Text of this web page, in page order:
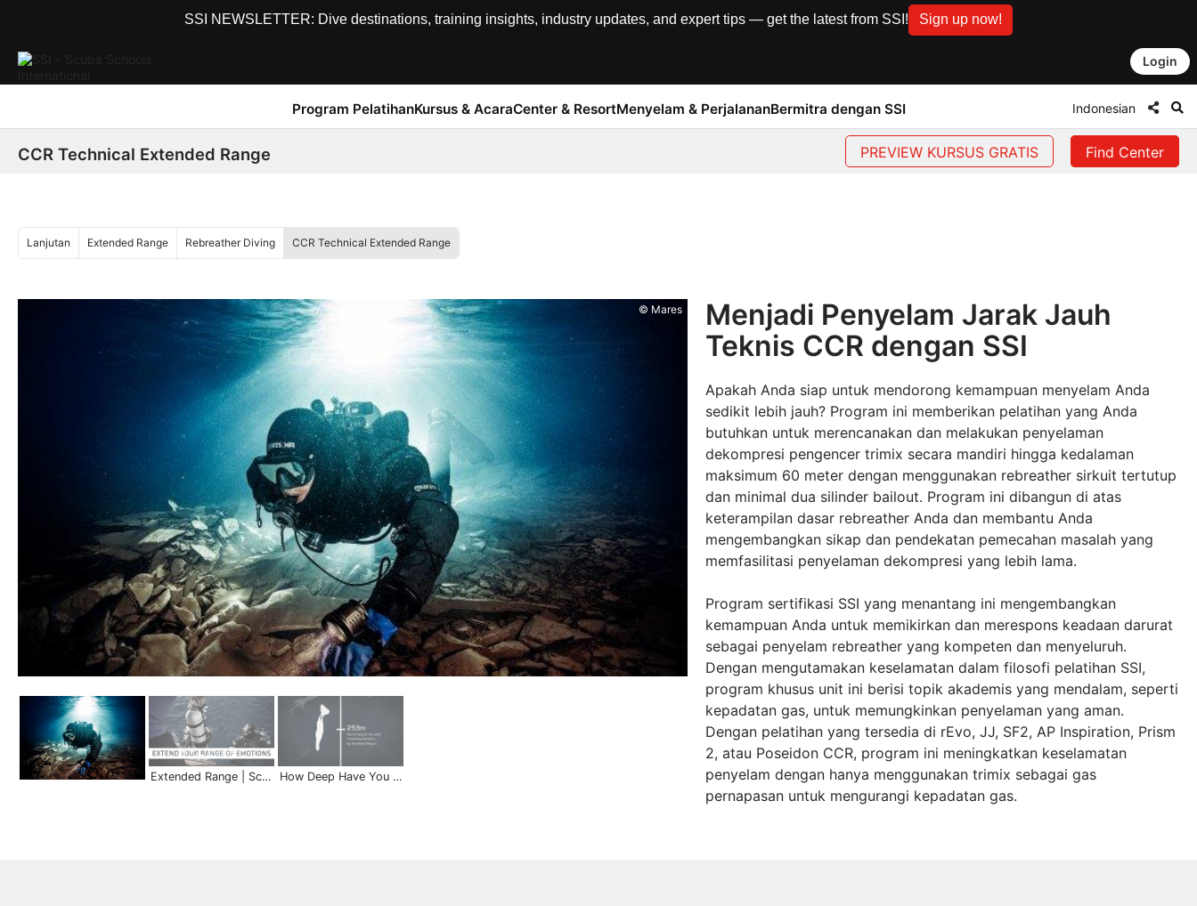
SSI NEWSLETTER: Dive destinations, training insights, industry updates, and expert tips — get the latest from SSI! Sign up now!
Login
Program PelatihanKursus & AcaraCenter & ResortMenyelam & PerjalananBermitra dengan SSI Indonesian
CCR Technical Extended Range PREVIEW KURSUS GRATIS Find Center
Lanjutan Extended Range Rebreather Diving CCR Technical Extended Range
© Mares
Extended Range | Scuba Schools International How Deep Have You Been? | Scuba Schools International
Menjadi Penyelam Jarak Jauh
Teknis CCR dengan SSI
Apakah Anda siap untuk mendorong kemampuan menyelam Anda
sedikit lebih jauh? Program ini memberikan pelatihan yang Anda
butuhkan untuk merencanakan dan melakukan penyelaman
dekompresi pengencer trimix secara mandiri hingga kedalaman
maksimum 60 meter dengan menggunakan rebreather sirkuit tertutup
dan minimal dua silinder bailout. Program ini dibangun di atas
keterampilan dasar rebreather Anda dan membantu Anda
mengembangkan sikap dan pendekatan pemecahan masalah yang
memfasilitasi penyelaman dekompresi yang lebih lama.
Program sertifikasi SSI yang menantang ini mengembangkan
kemampuan Anda untuk memikirkan dan merespons keadaan darurat
sebagai penyelam rebreather yang kompeten dan menyeluruh.
Dengan mengutamakan keselamatan dalam filosofi pelatihan SSI,
program khusus unit ini berisi topik akademis yang mendalam, seperti
kepadatan gas, untuk memungkinkan penyelaman yang aman.
Dengan pelatihan yang tersedia di rEvo, JJ, SF2, AP Inspiration, Prism
2, atau Poseidon CCR, program ini meningkatkan keselamatan
penyelam dengan hanya menggunakan trimix sebagai gas
pernapasan untuk mengurangi kepadatan gas.